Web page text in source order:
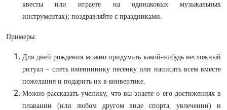
квесты или играете на одинаковых музыкальных
инструментах); поздравляйте с праздниками.
Примеры:
Для дней рождения можно придумать какой-нибудь несложный
ритуал – спеть имениннику песенку или написать всем вместе
пожелания и подарить их в конвертике.
Можно рассказать ученику, что вы знаете о его достижениях в
плавании (или любом другом виде спорта, увлечении) и